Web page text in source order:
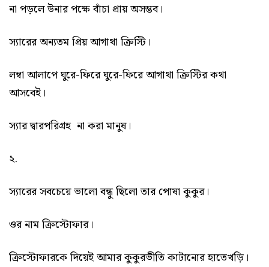
না পড়লে উনার পক্ষে বাঁচা প্রায় অসম্ভব।
স্যারের অন্যতম প্রিয় আগাথা ক্রিস্টি।
লম্বা আলাপে ঘুরে-ফিরে ঘুরে-ফিরে আগাথা ক্রিস্টির কথা
আসবেই।
স্যার দ্বারপরিগ্রহ না করা মানুষ।
২.
স্যারের সবচেয়ে ভালো বন্ধু ছিলো তার পোষা কুকুর।
ওর নাম ক্রিস্টোফার।
ক্রিস্টোফারকে দিয়েই আমার কুকুরভীতি কাটানোর হাতেখড়ি।